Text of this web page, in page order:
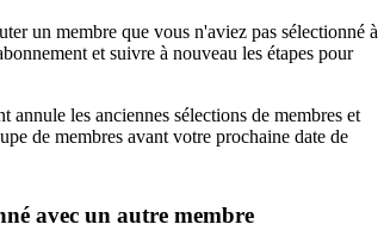
un membre que vous n'aviez pas sélectionné à
et suivre à nouveau les étapes pour
annule les anciennes sélections de membres et
de membres avant votre prochaine date de
avec un autre membre